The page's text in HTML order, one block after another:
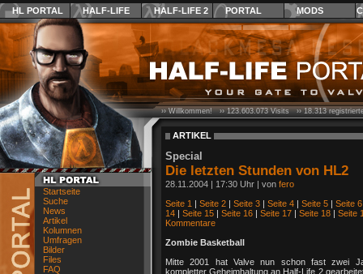
HL PORTAL HALF-LIFE HALF-LIFE 2 PORTAL MODS
Startseite
Suche
News
Artikel
Kolumnen
Umfragen
Bilder
Files
FAQ
›› Willkommen! ››123.603.073Visits ››18.313
ARTIKEL
Special
Die letzten Stunden von HL2
28.11.2004 | 17:30 Uhr | von fero
Seite 1 | Seite 2 | Seite 3 | Seite 4 | Seite 5 | Seite 6
14 | Seite 15 | Seite 16 | Seite 17 | Seite 18 | Seite
Kommentare
Zombie Basketball
Mitte 2001 hat Valve nun schon fast zwei
kompletter Geheimhaltung an Half-Life 2